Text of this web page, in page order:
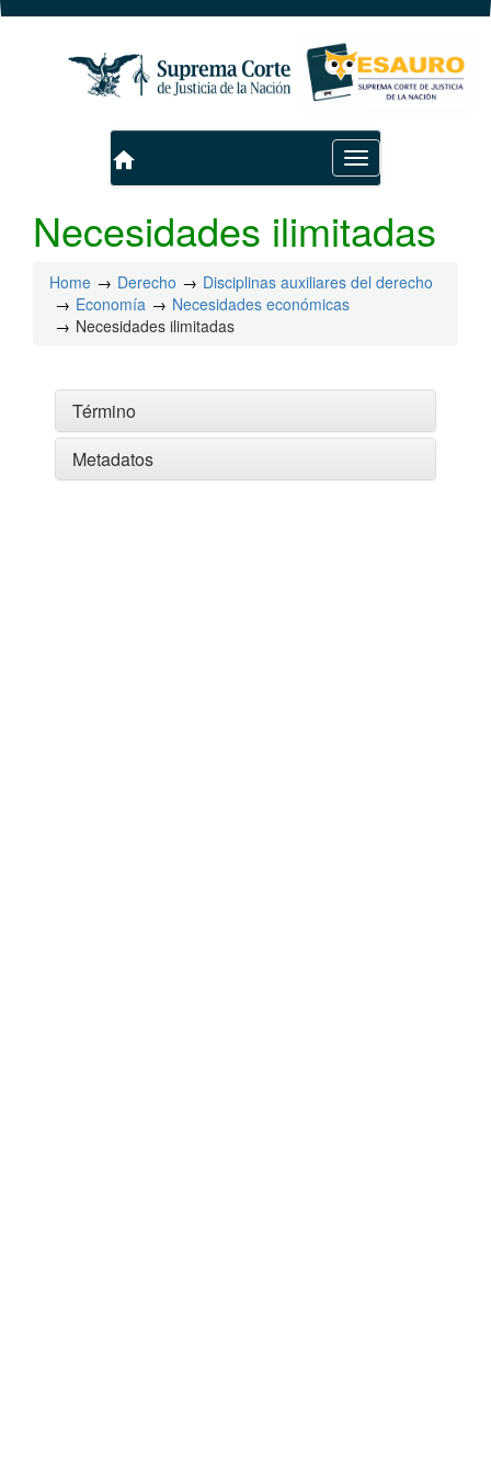
Toggle
navigation
home
Necesidades ilimitadas
Home Derecho
Disciplinas auxiliares del derecho
Economía
Necesidades económicas
Necesidades ilimitadas
Término
Metadatos